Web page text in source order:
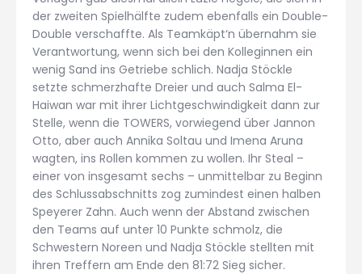
der zweiten Spielhälfte zudem ebenfalls ein Double-
Double verschaffte. Als Teamkäpt‘n übernahm sie
Verantwortung, wenn sich bei den Kolleginnen ein
wenig Sand ins Getriebe schlich. Nadja Stöckle
setzte schmerzhafte Dreier und auch Salma El-
Haiwan war mit ihrer Lichtgeschwindigkeit dann zur
Stelle, wenn die TOWERS, vorwiegend über Jannon
Otto, aber auch Annika Soltau und Imena Aruna
wagten, ins Rollen kommen zu wollen. Ihr Steal –
einer von insgesamt sechs – unmittelbar zu Beginn
des Schlussabschnitts zog zumindest einen halben
Speyerer Zahn. Auch wenn der Abstand zwischen
den Teams auf unter 10 Punkte schmolz, die
Schwestern Noreen und Nadja Stöckle stellten mit
ihren Treffern am Ende den 81:72 Sieg sicher.